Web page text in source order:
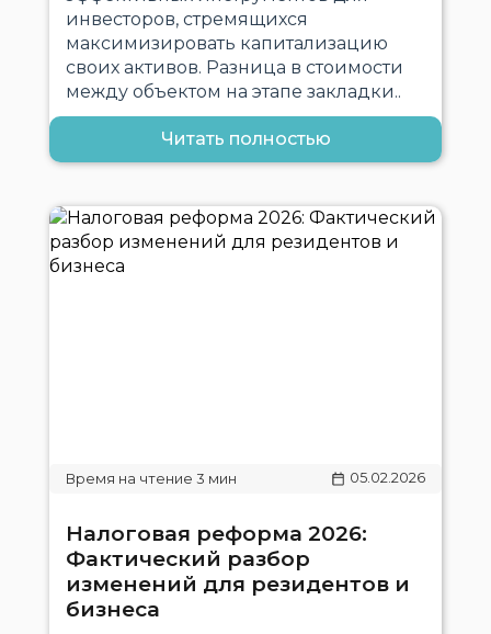
инвесторов, стремящихся
максимизировать капитализацию
своих активов. Разница в стоимости
между объектом на этапе закладки..
Читать полностью
05.02.2026
Налоговая реформа 2026:
Фактический разбор
изменений для резидентов и
бизнеса